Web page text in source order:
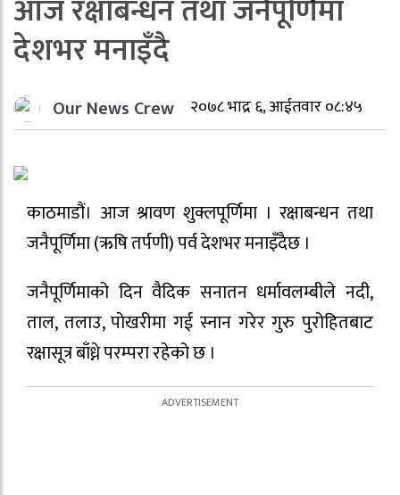
आज रक्षाबन्धन तथा जनैपूर्णिमा
देशभर मनाइँदै
Our News Crew २०७८ भाद्र ६, आईतवार ०८:४५
काठमाडौं। आज श्रावण शुक्लपूर्णिमा । रक्षाबन्धन तथा
जनैपूर्णिमा (ऋषि तर्पणी) पर्व देशभर मनाइँदैछ ।
जनैपूर्णिमाको दिन वैदिक सनातन धर्मावलम्बीले नदी,
ताल, तलाउ, पोखरीमा गई स्नान गरेर गुरु पुरोहितबाट
रक्षासूत्र बाँध्ने परम्परा रहेको छ ।